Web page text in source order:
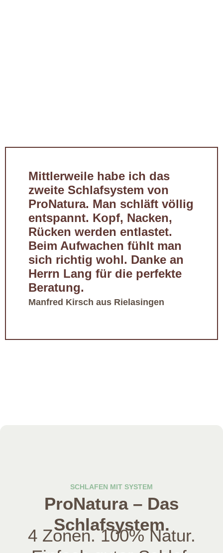
Mittlerweile habe ich das
zweite Schlafsystem von
ProNatura. Man schläft völlig
entspannt. Kopf, Nacken,
Rücken werden entlastet.
Beim Aufwachen fühlt man
sich richtig wohl. Danke an
Herrn Lang für die perfekte
Beratung.
Manfred Kirsch aus Rielasingen
SCHLAFEN MIT SYSTEM
ProNatura – Das
Schlafsystem.
4 Zonen. 100% Natur.